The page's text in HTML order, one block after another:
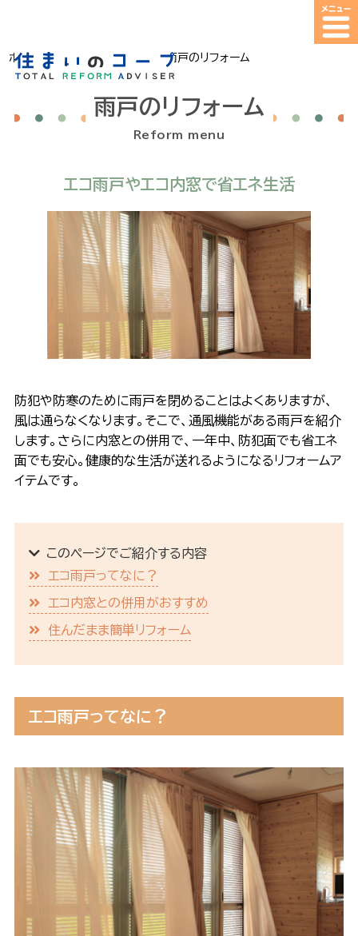
ホーム > リフォームメニュー>雨戸のリフォーム
雨戸のリフォーム
Reform menu
エコ雨戸やエコ内窓で省エネ生活
防犯や防寒のために雨戸を閉めることはよくありますが、
風は通らなくなります。そこで、通風機能がある雨戸を紹介
します。さらに内窓との併用で、一年中、防犯面でも省エネ
面でも安心。健康的な生活が送れるようになるリフォームア
イテムです。
このページでご紹介する内容
エコ雨戸ってなに？
エコ内窓との併用がおすすめ
住んだまま簡単リフォーム
エコ雨戸ってなに？